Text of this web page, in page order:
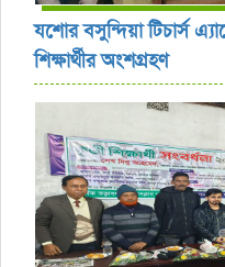
যশোর বসুন্দিয়া টিচার্স
শিক্ষার্থীর অংশগ্রহণ